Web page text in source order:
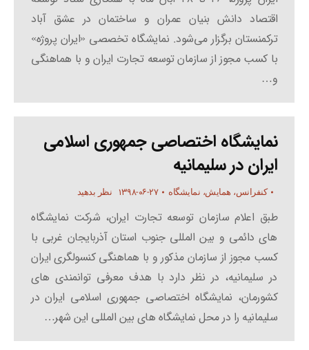
اقتصاد دانش بنیان عمران و ساختمان در عشق آباد
ترکمنستان برگزار می‌شود. نمایشگاه تخصصی «ایران پروژه»
با کسب مجوز از سازمان توسعه تجارت ایران و با هماهنگی
و…
نمایشگاه اختصاصی جمهوری اسلامی
ایران در سلیمانیه
کنفرانس، همایش، نمایشگاه ۱۳۹۸-۰۶-۲۷ نظر بدهید
طبق اعلام سازمان توسعه تجارت ایران، شرکت نمایشگاه
های دائمی و بین المللی جنوب استان آذربایجان غربی با
کسب مجوز از سازمان مذکور و با هماهنگی کنسولگری ایران
در سلیمانیه، در نظر دارد با هدف معرفی توانمندی های
کشورمان، نمایشگاه اختصاصی جمهوری اسلامی ایران در
سلیمانیه را در محل نمایشگاه های بین المللی این شهر…